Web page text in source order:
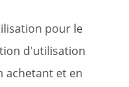
pour le
d'utilisation
achetant et en